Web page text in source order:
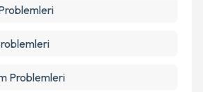
Problemleri